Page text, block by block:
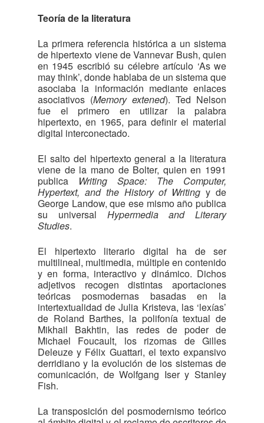
Teoría de la literatura
La primera referencia histórica a un sistema
de hipertexto viene de Vannevar Bush, quien
en 1945 escribió su célebre artículo ‘As we
may think’, donde hablaba de un sistema que
asociaba la información mediante enlaces
asociativos (Memory extened). Ted Nelson
fue el primero en utilizar la palabra
hipertexto, en 1965, para definir el material
digital interconectado.
El salto del hipertexto general a la literatura
viene de la mano de Bolter, quien en 1991
publica Writing Space: The Computer,
Hypertext, and the History of Writing y de
George Landow, que ese mismo año publica
su universal Hypermedia and Literary
Studies.
El hipertexto literario digital ha de ser
multilineal, multimedia, múltiple en contenido
y en forma, interactivo y dinámico. Dichos
adjetivos recogen distintas aportaciones
teóricas posmodernas basadas en la
intertextualidad de Julia Kristeva, las ‘lexías’
de Roland Barthes, la polifonía textual de
Mikhail Bakhtin, las redes de poder de
Michael Foucault, los rizomas de Gilles
Deleuze y Félix Guattari, el texto expansivo
derridiano y la evolución de los sistemas de
comunicación, de Wolfgang Iser y Stanley
Fish.
La transposición del posmodernismo teórico